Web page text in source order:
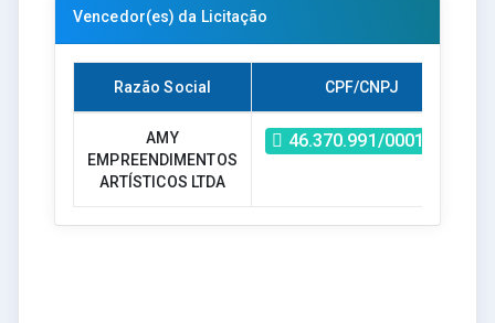
Vencedor(es) da Licitação
Razão Social CPF/CNPJ
AMY
EMPREENDIMENTOS
ARTÍSTICOS LTDA
46.370.991/0001-03